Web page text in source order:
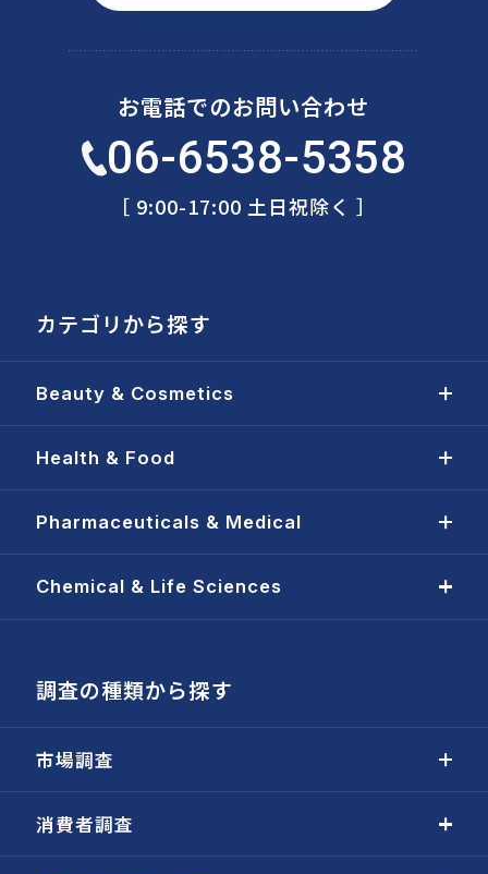
お電話でのお問い合わせ
06-6538-5358
［ 9:00-17:00 土日祝除く ］
カテゴリから探す
Beauty & Cosmetics
Health & Food
Pharmaceuticals & Medical
Chemical & Life Sciences
調査の種類から探す
市場調査
消費者調査